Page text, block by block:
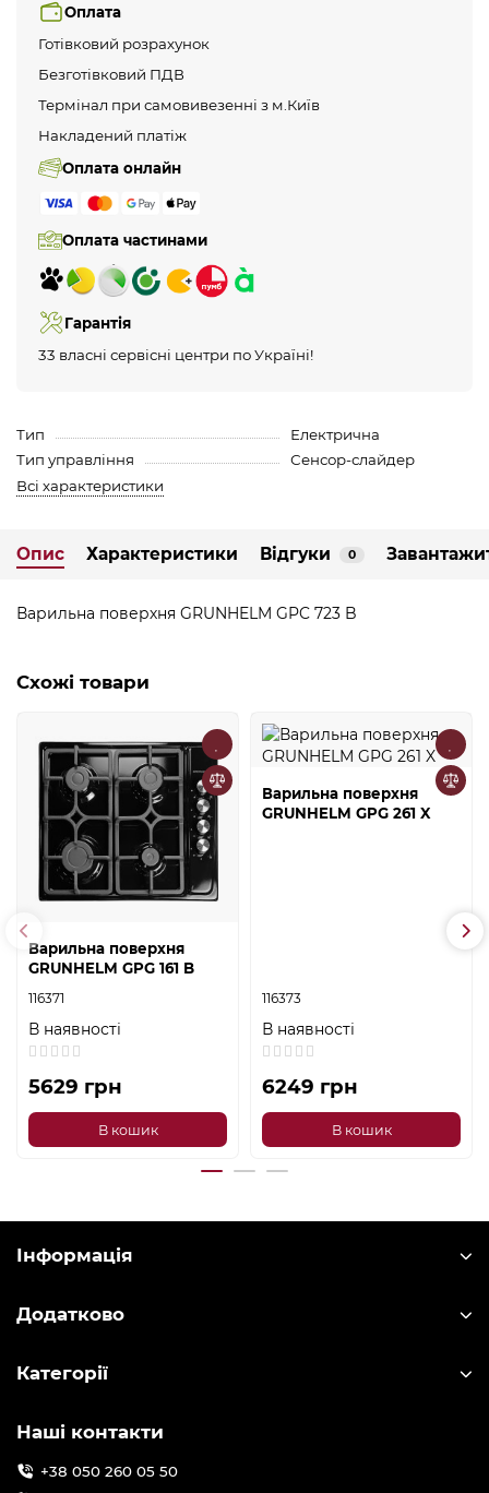
Оплата
Готівковий розрахунок
Безготівковий ПДВ
Термінал при самовивезенні з м.Київ
Накладений платіж
Оплата онлайн
Оплата частинами
Гарантія
33 власні сервісні центри по Україні!
Тип
Електрична
Тип управління
Сенсор-слайдер
Всі характеристики
Опис Характеристики Відгуки 0
Варильна поверхня GRUNHELM GPC 723 B
Схожі товари
Варильна поверхня
GRUNHELM GPG 161 B
116371
В наявності
5629 грн
В кошик
Варильна поверхня
GRUNHELM GPG 261 X
116373
В наявності
6249 грн
В кошик
Інформація
Додатково
Категорії
Наші контакти
+38 050 260 05 50